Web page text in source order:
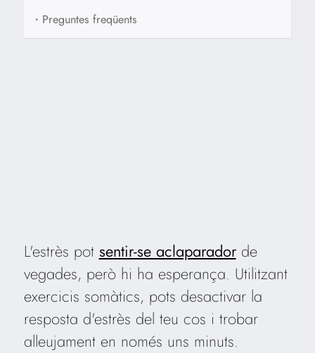
• Preguntes freqüents
L'estrès pot sentir-se aclaparadorde
vegades, però hi ha esperança. Utilitzant
exercicis somàtics, pots desactivar la
resposta d'estrès del teu cos i trobar
alleujament en només uns minuts.